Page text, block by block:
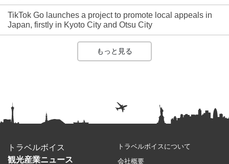
TikTok Go launches a project to promote local appeals in
Japan, firstly in Kyoto City and Otsu City
もっと見る
トラベルボイス
観光産業ニュース
トラベルボイスについて
会社概要